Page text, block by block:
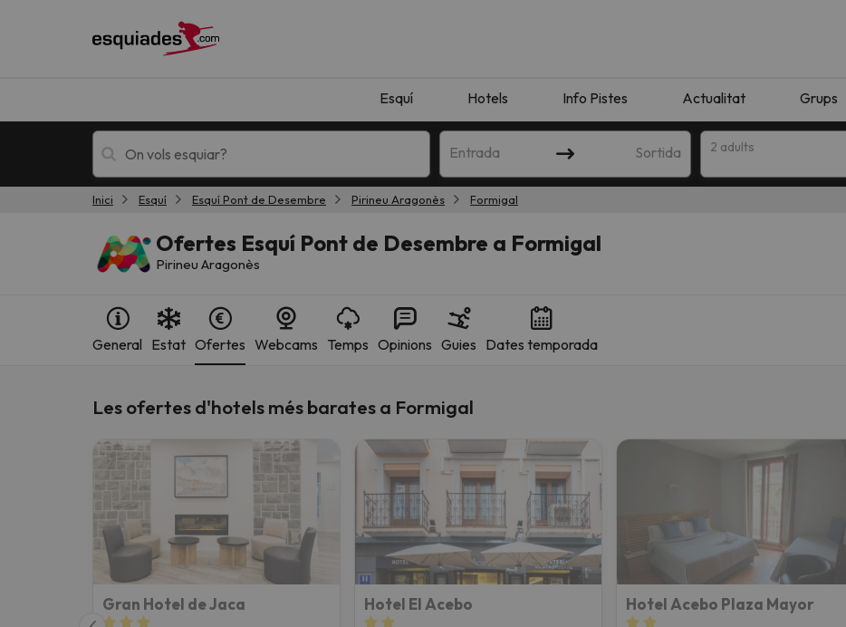
Esquí Hotels Info Pistes Actualitat Grups
Entrada Sortida 2 adults
Esquí Escapades
Vaja! Sembla que el nostre cercador ha perdut el nord. Quan trobi la seva brúixola torna.
Inici Esquí Esquí Pont de Desembre Pirineu Aragonès Formigal
Ofertes Esquí Pont de Desembre a Formigal
Pirineu Aragonès
General Estat Ofertes Webcams Temps Opinions Guies Dates temporada
Les ofertes d'hotels més barates a Formigal
Gran Hotel de Jaca Hotel El Acebo Hotel Acebo Plaza Mayor